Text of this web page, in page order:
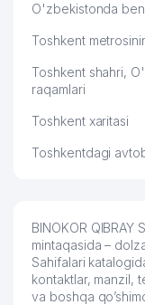
O'zbekistonda
Toshkent
Toshkent shahri,
raqamlari
Toshkent xaritasi
Toshkentdagi
BINOKOR
mintaqasida –
Sahifalari
kontaktlar, manzil,
va boshqa